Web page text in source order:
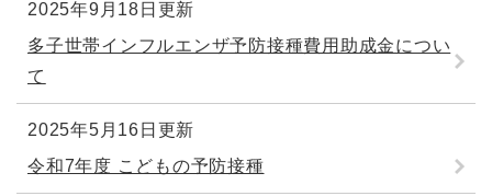
2025年9月18日更新
多子世帯インフルエンザ予防接種費用助成金につい
て
2025年5月16日更新
令和7年度 こどもの予防接種